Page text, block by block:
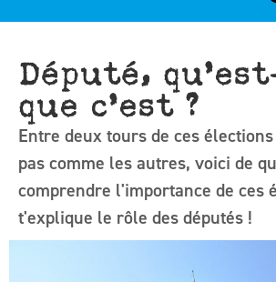
Député,
que c’est ?
Entre deux tours de ces
pas comme les autres, voici de
comprendre l'importance de ces
t'explique le rôle des députés !